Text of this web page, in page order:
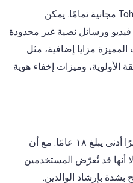
نعم، الميزات الأساسية لتطبيق Tohla مجانية تمامًا. يمكن
ورسائل نصية غير محدودة
مزايا إضافية، مثل
الأولوية، وميزات إخفاء هوية
يشترط استخدام تطبيق Tohla عمرًا أدنى يبلغ ١٨ عامًا. مع أن
أنها قد تُعرّض المستخدمين
بإرشاد الوالدين.